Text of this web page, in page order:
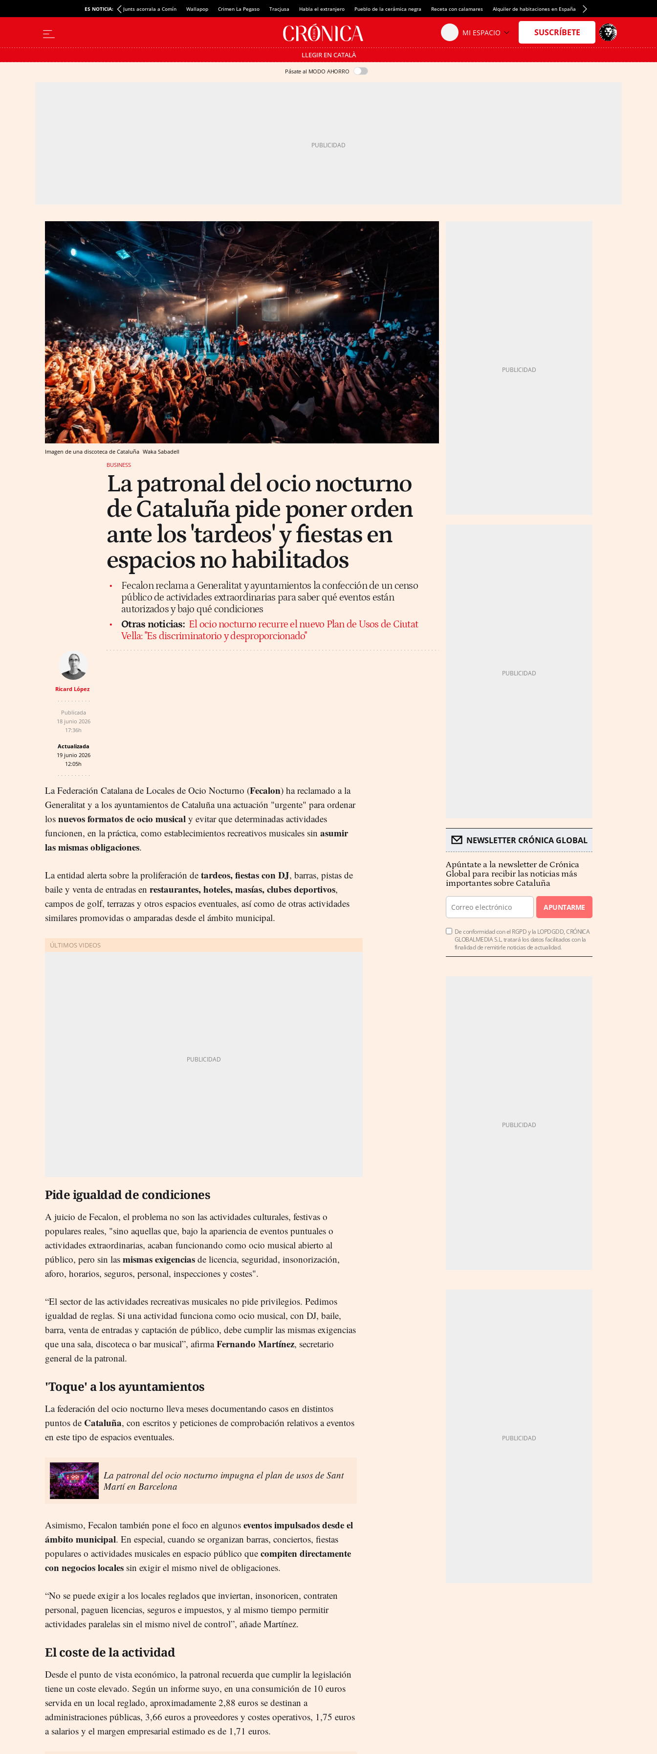
ES NOTICIA: Junts acorrala a Comín Wallapop Crimen La Pegaso Tracjusa Habla el extranjero Pueblo de la cerámica negra Receta con calamares Alquiler de habitaciones en España Crédito del Spotify Camp Nou
LLEGIR EN CATALÀ
Pásate al MODO AHORRO
Imagen de una discoteca de Cataluña Waka Sabadell
BUSINESS
La patronal del ocio nocturno
de Cataluña pide poner orden
ante los 'tardeos' y fiestas en
espacios no habilitados
Fecalon reclama a Generalitat y ayuntamientos la confección de un censo
público de actividades extraordinarias para saber qué eventos están
autorizados y bajo qué condiciones
Otras noticias: El ocio nocturno recurre el nuevo Plan de Usos de Ciutat
Vella: "Es discriminatorio y desproporcionado"
Ricard López
Publicada
18 junio 2026
17:36h
Actualizada
19 junio 2026
12:05h
La Federación Catalana de Locales de Ocio Nocturno (Fecalon) ha reclamado a la
Generalitat y a los ayuntamientos de Cataluña una actuación "urgente" para ordenar
los nuevos formatos de ocio musical y evitar que determinadas actividades
funcionen, en la práctica, como establecimientos recreativos musicales sin asumir
las mismas obligaciones.
La entidad alerta sobre la proliferación de tardeos, fiestas con DJ, barras, pistas de
baile y venta de entradas en restaurantes, hoteles, masías, clubes deportivos,
campos de golf, terrazas y otros espacios eventuales, así como de otras actividades
similares promovidas o amparadas desde el ámbito municipal.
Pide igualdad de condiciones
A juicio de Fecalon, el problema no son las actividades culturales, festivas o
populares reales, "sino aquellas que, bajo la apariencia de eventos puntuales o
actividades extraordinarias, acaban funcionando como ocio musical abierto al
público, pero sin las mismas exigencias de licencia, seguridad, insonorización,
aforo, horarios, seguros, personal, inspecciones y costes".
“El sector de las actividades recreativas musicales no pide privilegios. Pedimos
igualdad de reglas. Si una actividad funciona como ocio musical, con DJ, baile,
barra, venta de entradas y captación de público, debe cumplir las mismas exigencias
que una sala, discoteca o bar musical”, afirmaFernando Martínez, secretario
general de la patronal.
'Toque' a los ayuntamientos
La federación del ocio nocturno lleva meses documentando casos en distintos
puntos de Cataluña, con escritos y peticiones de comprobación relativos a eventos
en este tipo de espacios eventuales.
La patronal del ocio nocturno impugna el plan de usos de Sant
Martí en Barcelona
Asimismo, Fecalon también pone el foco en algunos eventos impulsados desde el
ámbito municipal. En especial, cuando se organizan barras, conciertos, fiestas
populares o actividades musicales en espacio público que compiten directamente
con negocios locales sin exigir el mismo nivel de obligaciones.
“No se puede exigir a los locales reglados que inviertan, insonoricen, contraten
personal, paguen licencias, seguros e impuestos, y al mismo tiempo permitir
actividades paralelas sin el mismo nivel de control”, añade Martínez.
El coste de la actividad
Desde el punto de vista económico, la patronal recuerda que cumplir la legislación
tiene un coste elevado. Según un informe suyo, en una consumición de 10 euros
servida en un local reglado, aproximadamente 2,88 euros se destinan a
administraciones públicas, 3,66 euros a proveedores y costes operativos, 1,75 euros
a salarios y el margen empresarial estimado es de 1,71 euros.
NEWSLETTER CRÓNICA GLOBAL
Apúntate a la newsletter de Crónica
Global para recibir las noticias más
importantes sobre Cataluña
APUNTARME
De conformidad con el RGPD y la LOPDGDD, CRÓNICA
GLOBALMEDIA S.L. tratará los datos facilitados con la
finalidad de remitirle noticias de actualidad.